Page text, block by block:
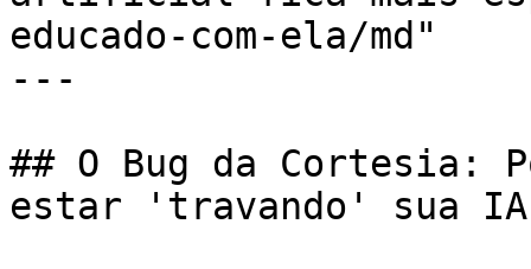
educado-com-ela/md"
---
## O Bug da Cortesia:
estar 'travando' sua IA